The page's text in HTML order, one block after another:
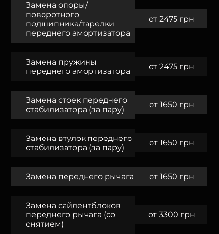
Замена опоры/
поворотного
подшипника/тарелки
переднего амортизатора
от 2475 грн
Замена пружины
переднего амортизатора
от 2475 грн
Замена стоек переднего
стабилизатора (за пару)
от 1650 грн
Замена втулок переднего
стабилизатора (за пару)
от 1650 грн
Замена переднего рычага от 1650 грн
Замена сайлентблоков
переднего рычага (со
снятием)
от 3300 грн